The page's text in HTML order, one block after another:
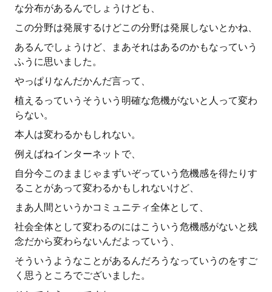
な分布があるんでしょうけども、
この分野は発展するけどこの分野は発展しないとかね、
あるんでしょうけど、まあそれはあるのかもなっていう
ふうに思いました。
やっぱりなんだかんだ言って、
植えるっていうそういう明確な危機がないと人って変わ
らない。
本人は変わるかもしれない。
例えばねインターネットで、
自分今このままじゃまずいぞっていう危機感を得たりす
ることがあって変わるかもしれないけど、
まあ人間というかコミュニティ全体として、
社会全体として変わるのにはこういう危機感がないと残
念だから変わらないんだよっていう、
そういうようなことがあるんだろうなっていうのをすご
く思うところでございました。